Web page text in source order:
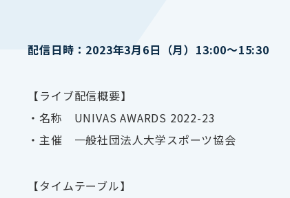
配信日時：2023年3月6日（月）13:00〜15:30
【ライブ配信概要】
・名称 UNIVAS AWARDS 2022-23
・主催 ⼀般社団法⼈大学スポーツ協会
【タイムテーブル】